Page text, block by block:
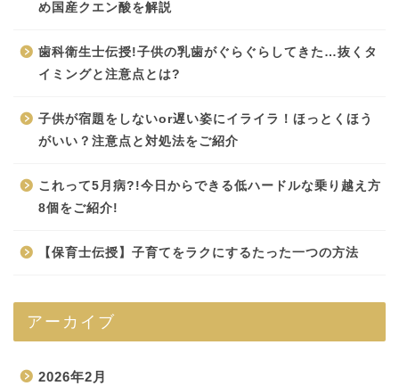
め国産クエン酸を解説
歯科衛生士伝授!子供の乳歯がぐらぐらしてきた…抜くタ
イミングと注意点とは?
子供が宿題をしないor遅い姿にイライラ！ほっとくほう
がいい？注意点と対処法をご紹介
これって5月病?!今日からできる低ハードルな乗り越え方
8個をご紹介!
【保育士伝授】子育てをラクにするたった一つの方法
アーカイブ
2026年2月